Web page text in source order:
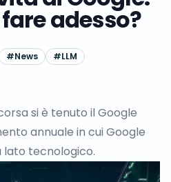
adesso?
#News #LLM
si è tenuto il Google
annuale in cui Google
lato tecnologico.